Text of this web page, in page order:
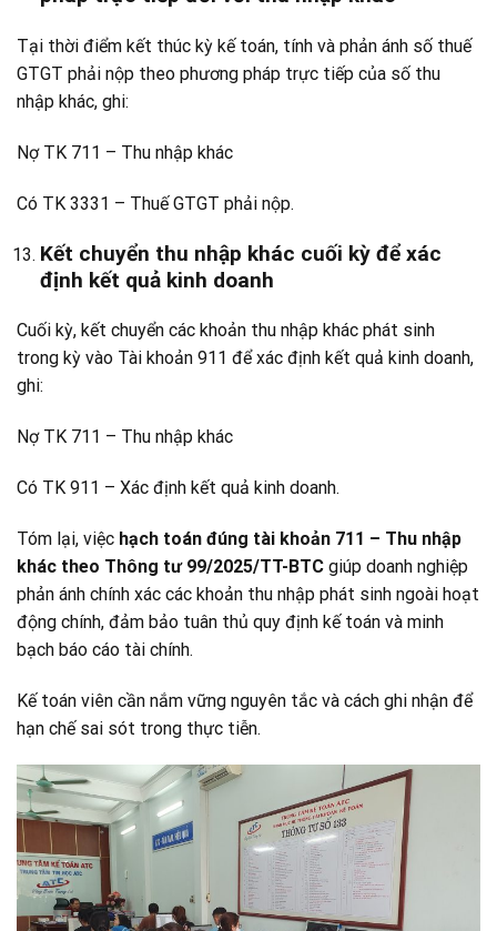
Tại thời điểm kết thúc kỳ kế toán, tính và phản ánh số thuế
GTGT phải nộp theo phương pháp trực tiếp của số thu
nhập khác, ghi:
Nợ TK 711 – Thu nhập khác
Có TK 3331 – Thuế GTGT phải nộp.
Kết chuyển thu nhập khác cuối kỳ để xác
định kết quả kinh doanh
Cuối kỳ, kết chuyển các khoản thu nhập khác phát sinh
trong kỳ vào Tài khoản 911 để xác định kết quả kinh doanh,
ghi:
Nợ TK 711 – Thu nhập khác
Có TK 911 – Xác định kết quả kinh doanh.
Tóm lại, việc hạch toán đúng tài khoản 711 – Thu nhập
khác theo Thông tư 99/2025/TT-BTC giúp doanh nghiệp
phản ánh chính xác các khoản thu nhập phát sinh ngoài hoạt
động chính, đảm bảo tuân thủ quy định kế toán và minh
bạch báo cáo tài chính.
Kế toán viên cần nắm vững nguyên tắc và cách ghi nhận để
hạn chế sai sót trong thực tiễn.